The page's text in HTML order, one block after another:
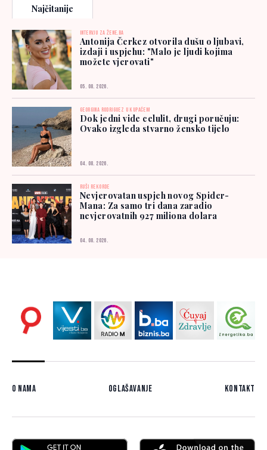
Najčitanije
INTERVJU ZA ŽENE.BA
Antonija Čerkez otvorila dušu o ljubavi,
izdaji i uspjehu: "Malo je ljudi kojima
možete vjerovati"
05. 08. 2026.
GEORGINA RODRIGUEZ U KUPAĆEM
Dok jedni vide celulit, drugi poručuju:
Ovako izgleda stvarno žensko tijelo
04. 08. 2026.
RUŠI REKORDE
Nevjerovatan uspjeh novog Spider-
Mana: Za samo tri dana zaradio
nevjerovatnih 927 miliona dolara
04. 08. 2026.
O nama Oglašavanje Kontakt